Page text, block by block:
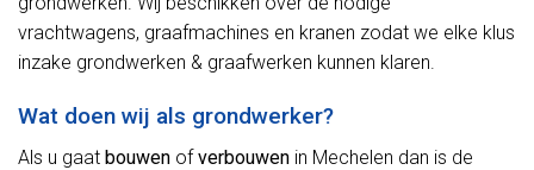
vrachtwagens, graafmachines en kranen zodat we elke klus
inzake grondwerken & graafwerken kunnen klaren.
Wat doen wij als grondwerker?
Als u gaat bouwen ofverbouwen in Mechelen dan is de